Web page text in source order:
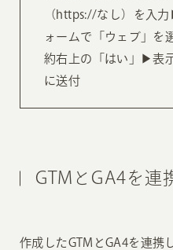
（https://なし）を入
ォームで「ウェブ」
約右上の「はい」▶︎表
に送付
GTMとGA4を連
作成したGTMとGA4を連携